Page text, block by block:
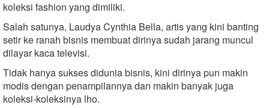
koleksi fashion yang dimiliki.
Salah satunya, Laudya Cynthia Bella, artis yang kini banting
setir ke ranah bisnis membuat dirinya sudah jarang muncul
dilayar kaca televisi.
Tidak hanya sukses didunia bisnis, kini dirinya pun makin
modis dengan penampilannya dan makin banyak juga
koleksi-koleksinya lho.